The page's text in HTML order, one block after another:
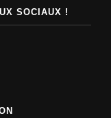
SOCIAUX !